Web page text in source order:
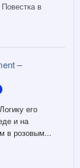
Повестка в
–
его
и на
в розовым...